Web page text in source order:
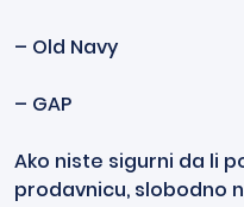
– Old Navy
– GAP
Ako niste sigurni da li
prodavnicu, slobodno